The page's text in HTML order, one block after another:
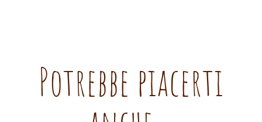
Potrebbe piacerti